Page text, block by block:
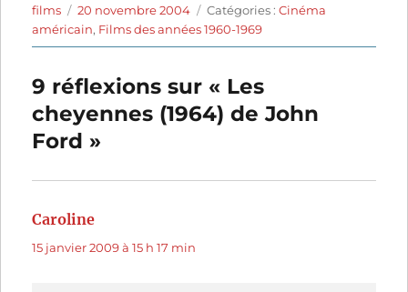
Auteur
films
Publié
le
20 novembre 2004 Catégories
Catégories :Cinéma
américain, Films des années 1960-1969
9 réflexions sur « Les
cheyennes (1964) de John
Ford »
Caroline
15 janvier 2009 à 15 h 17 min